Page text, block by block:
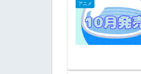
アニメ